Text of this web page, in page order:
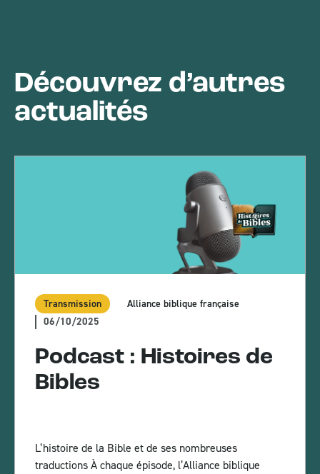
Découvrez d’autres
actualités
Transmission
Alliance biblique française
06/10/2025
Podcast : Histoires de
Bibles
L’histoire de la Bible et de ses nombreuses
traductions À chaque épisode, l’Alliance biblique